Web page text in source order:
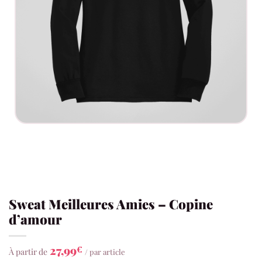
Sweat Meilleures Amies – Copine
d’amour
À partir de 27,99€ / par article